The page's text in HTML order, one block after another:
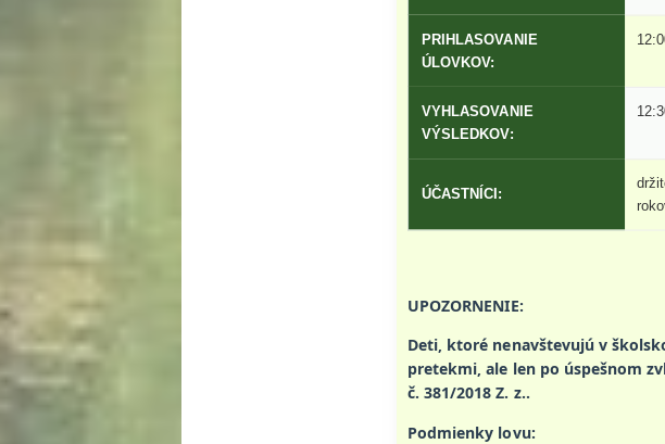
PRIHLASOVANIE
ÚLOVKOV:
VYHLASOVANIE
VÝSLEDKOV:
ÚČASTNÍCI:
UPOZORNENIE:
Deti, ktoré nenavštevujú v
pretekmi, ale len po úspešnom
č. 381/2018 Z. z..
Podmienky lovu: